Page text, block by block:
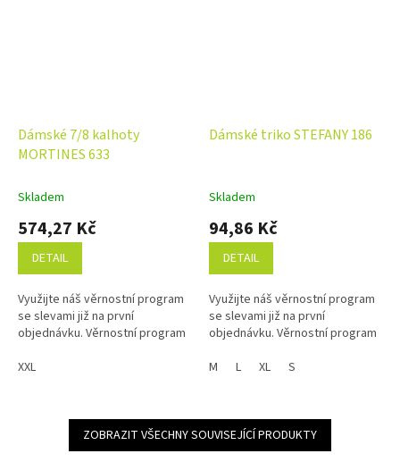
Dámské 7/8 kalhoty
MORTINES 633
Skladem
574,27 Kč
DETAIL
Využijte náš věrnostní program
se slevami již na první
objednávku. Věrnostní program
XXL
Dámské triko STEFANY 186
Skladem
94,86 Kč
DETAIL
Využijte náš věrnostní program
se slevami již na první
objednávku. Věrnostní program
M
L XL S
ZOBRAZIT VŠECHNY SOUVISEJÍCÍ PRODUKTY